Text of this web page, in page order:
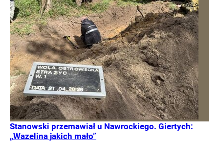
Stanowski przemawiał u Nawrockiego. Giertych:
„Wazelina jakich mało”